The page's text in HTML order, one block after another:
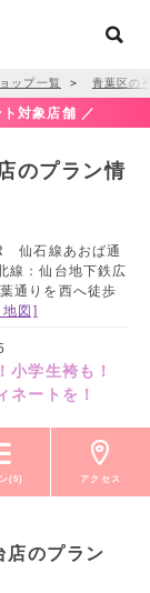
ップ一覧 ＞ 青葉区の
対象店舗 ／
のプラン情
仙石線あおば通
：仙台地下鉄広
通りを西へ徒歩
図]
小学生袴も！
ネートを！
(5) アクセス
店のプラン